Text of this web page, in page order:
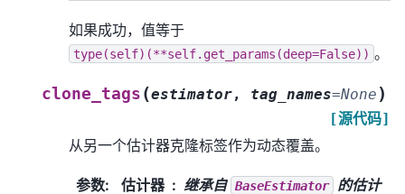
如果成功，值等于
type(self)(**self.get_params(deep=False)) 。
clone_tags (estimator, tag_names=None )
[源代码]
从另一个估计器克隆标签作为动态覆盖。
参数: 估计器 继承自 BaseEstimator
的估计